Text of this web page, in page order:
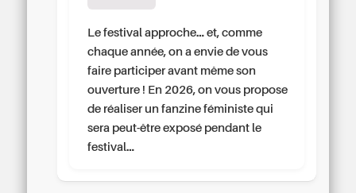
Le festival approche… et, comme
chaque année, on a envie de vous
faire participer avant même son
ouverture ! En 2026, on vous propose
de réaliser un fanzine féministe qui
sera peut-être exposé pendant le
festival…